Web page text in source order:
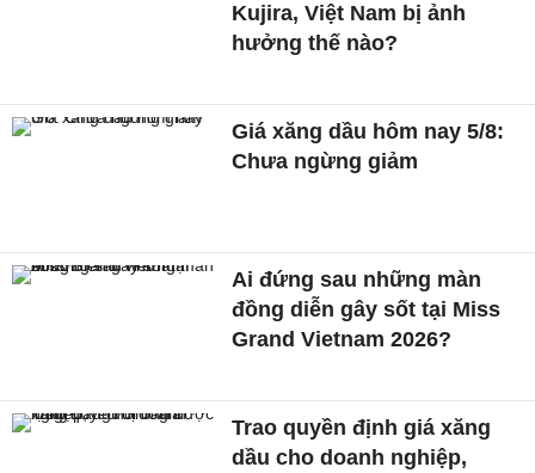
Kujira, Việt Nam bị ảnh
hưởng thế nào?
Giá xăng dầu hôm nay 5/8:
Chưa ngừng giảm
Ai đứng sau những màn
đồng diễn gây sốt tại Miss
Grand Vietnam 2026?
Trao quyền định giá xăng
dầu cho doanh nghiệp,